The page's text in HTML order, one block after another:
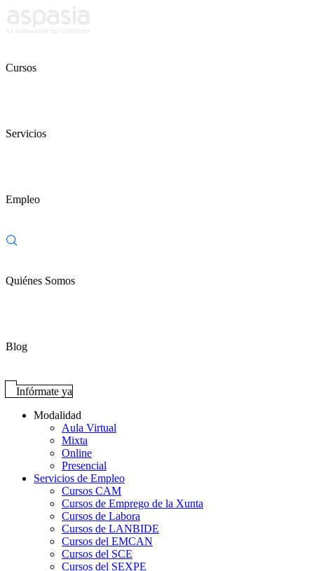
Cursos
Servicios
Empleo
Quiénes Somos
Blog
Infórmate ya
Modalidad
Aula Virtual
Mixta
Online
Presencial
Servicios de Empleo
Cursos CAM
Cursos de Emprego de la Xunta
Cursos de Labora
Cursos de LANBIDE
Cursos del EMCAN
Cursos del SCE
Cursos del SEXPE